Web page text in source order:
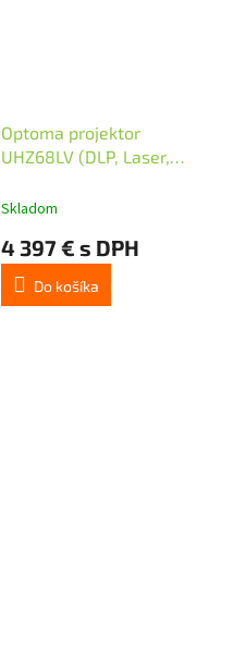
Optoma projektor
UHZ68LV (DLP, Laser,
RS232, RJ45, USB-A
Skladom
4 397 € s DPH
Do košíka